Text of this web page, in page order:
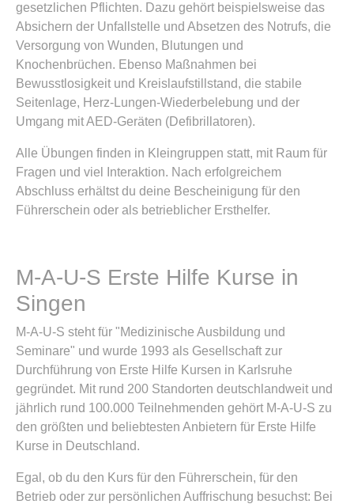
gesetzlichen Pflichten. Dazu gehört beispielsweise das
Absichern der Unfallstelle und Absetzen des Notrufs, die
Versorgung von Wunden, Blutungen und
Knochenbrüchen. Ebenso Maßnahmen bei
Bewusstlosigkeit und Kreislaufstillstand, die stabile
Seitenlage, Herz-Lungen-Wiederbelebung und der
Umgang mit AED-Geräten (Defibrillatoren).
Alle Übungen finden in Kleingruppen statt, mit Raum für
Fragen und viel Interaktion. Nach erfolgreichem
Abschluss erhältst du deine Bescheinigung für den
Führerschein oder als betrieblicher Ersthelfer.
M-A-U-S Erste Hilfe Kurse in
Singen
M-A-U-S steht für "Medizinische Ausbildung und
Seminare" und wurde 1993 als Gesellschaft zur
Durchführung von Erste Hilfe Kursen in Karlsruhe
gegründet. Mit rund 200 Standorten deutschlandweit und
jährlich rund 100.000 Teilnehmenden gehört M-A-U-S zu
den größten und beliebtesten Anbietern für Erste Hilfe
Kurse in Deutschland.
Egal, ob du den Kurs für den Führerschein, für den
Betrieb oder zur persönlichen Auffrischung besuchst: Bei